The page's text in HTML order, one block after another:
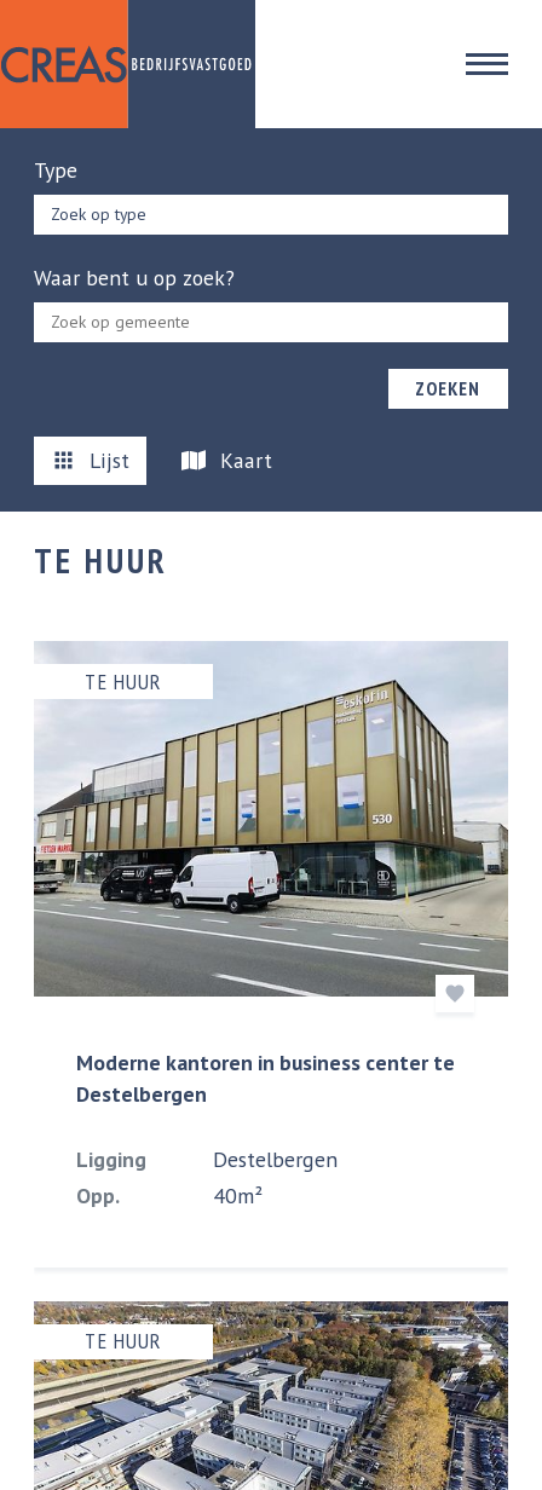
Type
Zoek op type
Waar bent u op zoek?
ZOEKEN
Lijst Kaart
TE HUUR
TE HUUR
Moderne kantoren in business center te
Destelbergen
Ligging
Destelbergen
Opp.
40m²
TE HUUR